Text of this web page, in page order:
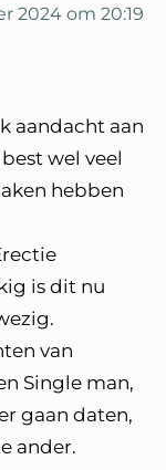
2024 om 20:19
aandacht aan
wel veel
hebben
is dit nu
van
Single man,
gaan daten,
ander.